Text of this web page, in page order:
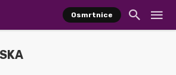
Osmrtnice